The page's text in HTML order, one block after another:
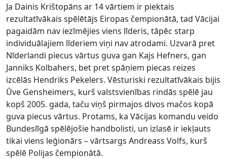
Ja Dainis Krištopāns ar 14 vārtiem ir piektais
rezultatīvākais spēlētājs Eiropas čempionātā, tad Vācijai
pagaidām nav iezīmējies viens līderis, tāpēc starp
individuālajiem līderiem viņi nav atrodami. Uzvarā pret
Nīderlandi piecus vārtus guva gan Kajs Hefners, gan
Janniks Kolbahers, bet pret spāņiem piecas reizes
izcēlās Hendriks Pekelers. Vēsturiski rezultatīvākais bijis
Ūve Gensheimers, kurš valstsvienības rindās spēlē jau
kopš 2005. gada, taču viņš pirmajos divos mačos kopā
guva piecus vārtus. Protams, ka Vācijas komandu veido
Bundeslīgā spēlējošie handbolisti, un izlasē ir iekļauts
tikai viens leģionārs – vārtsargs Andreass Volfs, kurš
spēlē Polijas čempionātā.